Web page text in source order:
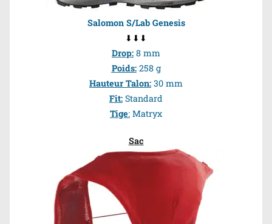
Salomon S/Lab Genesis
⬇⬇⬇
Drop: 8 mm
Poids:258 g
Hauteur Talon: 30 mm
Fit: Standard
Tige: Matryx
Sac